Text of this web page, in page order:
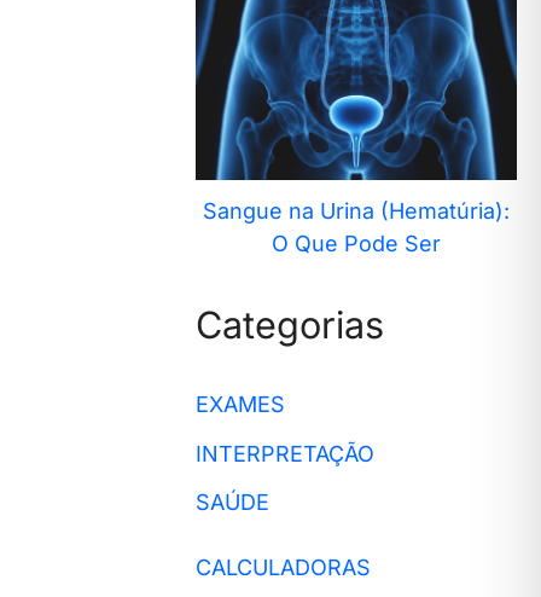
Sangue na Urina (Hematúria):
O Que Pode Ser
Categorias
EXAMES
INTERPRETAÇÃO
SAÚDE
CALCULADORAS